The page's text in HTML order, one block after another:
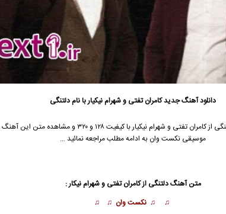
دانلود آهنگ جدیدکامران تفتی و شهرام نیکیار با نام دلتنگی
ازکامران تفتی
و شهرام نیکیار با کیفیت ۱۲۸ و ۳۲۰ و مشاهده متن
موسیقی نکست وان به ادامه مطلب مراجعه نمائید …
متن آهنگ دلتنگی از کامران تفتی و شهرام نیکار :
♫ ♫ نکست وان ♫ ♫